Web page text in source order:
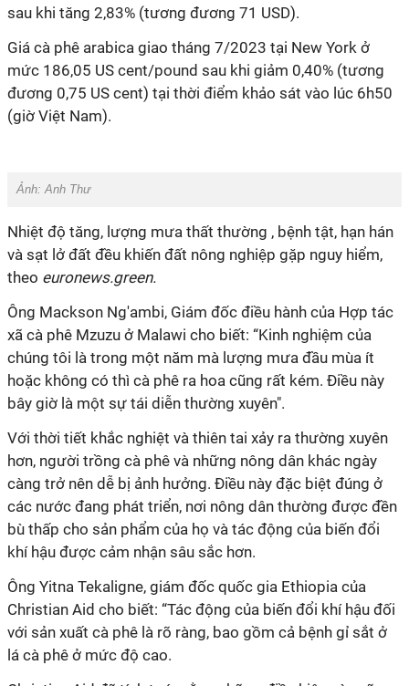
sau khi tăng 2,83% (tương đương 71 USD).
Giá cà phê arabica giao tháng 7/2023 tại New York ở
mức 186,05 US cent/pound sau khi giảm 0,40% (tương
đương 0,75 US cent) tại thời điểm khảo sát vào lúc 6h50
(giờ Việt Nam).
Ảnh:Anh Thư
Nhiệt độ tăng, lượng mưa thất thường , bệnh tật, hạn hán
và sạt lở đất đều khiến đất nông nghiệp gặp nguy hiểm,
theo euronews.green.
Ông Mackson Ng'ambi, Giám đốc điều hành của Hợp tác
xã cà phê Mzuzu ở Malawi cho biết: “Kinh nghiệm của
chúng tôi là trong một năm mà lượng mưa đầu mùa ít
hoặc không có thì cà phê ra hoa cũng rất kém. Điều này
bây giờ là một sự tái diễn thường xuyên".
Với thời tiết khắc nghiệt và thiên tai xảy ra thường xuyên
hơn, người trồng cà phê và những nông dân khác ngày
càng trở nên dễ bị ảnh hưởng. Điều này đặc biệt đúng ở
các nước đang phát triển, nơi nông dân thường được đền
bù thấp cho sản phẩm của họ và tác động của biến đổi
khí hậu được cảm nhận sâu sắc hơn.
Ông Yitna Tekaligne, giám đốc quốc gia Ethiopia của
Christian Aid cho biết: “Tác động của biến đổi khí hậu đối
với sản xuất cà phê là rõ ràng, bao gồm cả bệnh gỉ sắt ở
lá cà phê ở mức độ cao.